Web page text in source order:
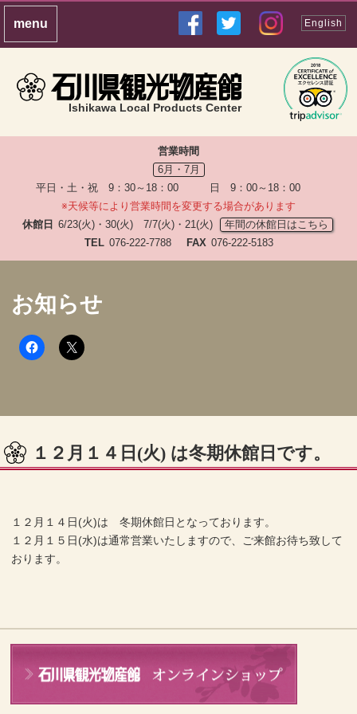
Ishikawa Local Products Center
English
営業時間
6月・7月
平日・土・祝 9：30～18：00 日 9：00～18：00
※天候等により営業時間を変更する場合があります
休館日 6/23(火)・30(火) 7/7(火)・21(火)
年間の休館日はこちら
TEL 076-222-7788 FAX 076-222-5183
お知らせ
１２月１４日(火) は冬期休館日です。
１２月１４日(火)は 冬期休館日となっております。
１２月１５日(水)は通常営業いたしますので、ご来館お待ち致して
おります。